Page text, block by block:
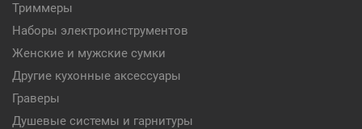
Триммеры
Наборы электроинструментов
Женские и мужские сумки
Другие кухонные аксессуары
Граверы
Душевые системы и гарнитуры